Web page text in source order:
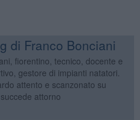
di Franco Bonciani
fiorentino, tecnico, docente e
gestore di impianti natatori.
attento e scanzonato su
attorno